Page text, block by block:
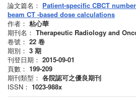
論文篇名： Patient-specific CBCT
beam CT -based dose calculations
作者： 粘心華
期刊名： Therapeutic Radiology and
卷號： 22 卷
期別： 3 期
刊登日期： 2015-09-01
頁數： 199-209
期刊類型： 各院認可之優良期刊
ISSN： 1023-988x